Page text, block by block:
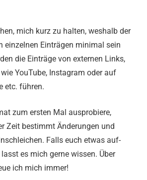
mich kurz zu halten, weshalb der
einzelnen Einträgen minimal sein
die Einträge von externen Links,
YouTube, Instagram oder auf
etc. führen.
zum ersten Mal ausprobiere,
Zeit bestimmt Änderungen und
Falls euch etwas auf-
es mich gerne wissen. Über
ich mich immer!